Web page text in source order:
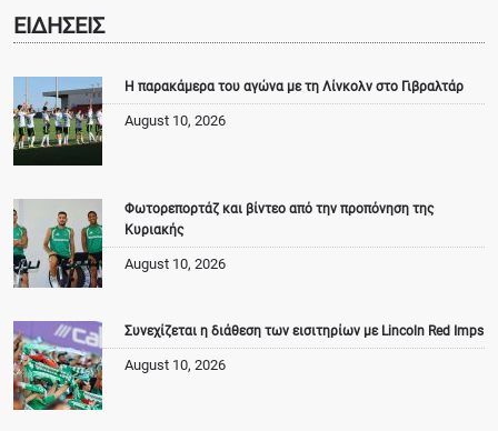
ΕΙΔΗΣΕΙΣ
Η παρακάμερα του αγώνα με τη Λίνκολν στο Γιβραλτάρ
August 10, 2026
Φωτορεπορτάζ και βίντεο από την προπόνηση της
Κυριακής
August 10, 2026
Συνεχίζεται η διάθεση των εισιτηρίων με Lincoln Red Imps
August 10, 2026